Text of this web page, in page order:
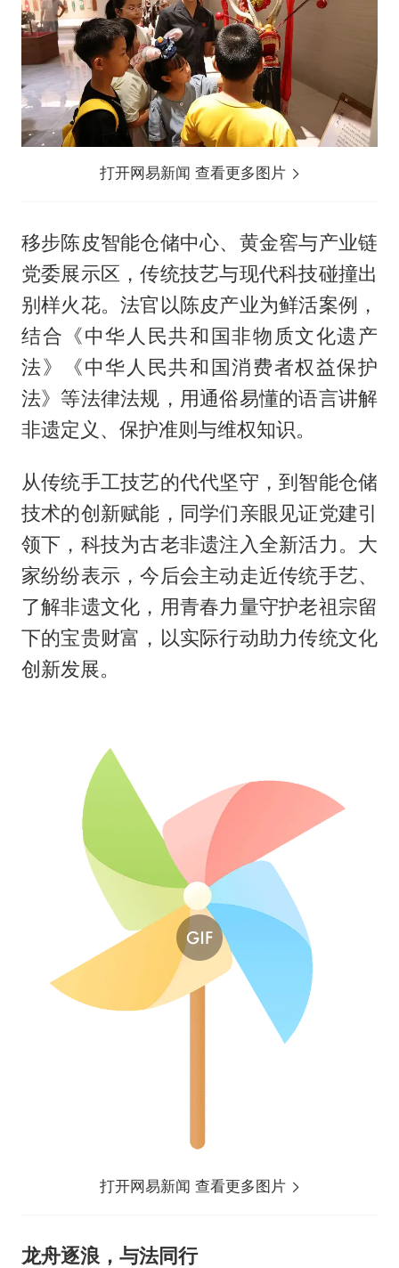
打开网易新闻 查看更多图片
移步陈皮智能仓储中心、黄金窖与产业链
党委展示区，传统技艺与现代科技碰撞出
别样火花。法官以陈皮产业为鲜活案例，
结合《中华人民共和国非物质文化遗产
法》《中华人民共和国消费者权益保护
法》等法律法规，用通俗易懂的语言讲解
非遗定义、保护准则与维权知识。
从传统手工技艺的代代坚守，到智能仓储
技术的创新赋能，同学们亲眼见证党建引
领下，科技为古老非遗注入全新活力。大
家纷纷表示，今后会主动走近传统手艺、
了解非遗文化，用青春力量守护老祖宗留
下的宝贵财富，以实际行动助力传统文化
创新发展。
打开网易新闻 查看更多图片
龙舟逐浪，与法同行